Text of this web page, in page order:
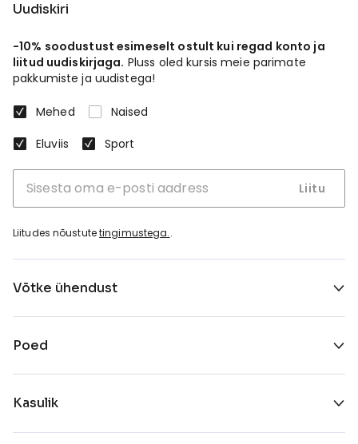
Uudiskiri
-10% soodustust esimeselt ostult kui regad konto ja
liitud uudiskirjaga. Pluss oled kursis meie parimate
pakkumiste ja uudistega!
Mehed
Naised
Eluviis
Sport
Liitu
Liitudes nõustutetingimustega..
Võtke ühendust
Poed
Kasulik